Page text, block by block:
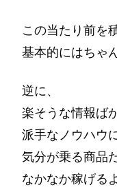
この当たり前を
基本的にはちゃ
逆に、
楽そうな情報ば
派手なノウハウ
気分が乗る商品
なかなか稼げる